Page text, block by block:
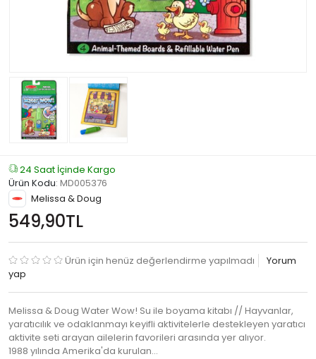
24 Saat İçinde Kargo
Ürün Kodu: MD005376
Melissa & Doug
549,90TL
Ürün için henüz değerlendirme yapılmadı
Yorum
yap
Melissa & Doug Water Wow! Su ile boyama kitabı // Hayvanlar,
yaratıcılık ve odaklanmayı keyifli aktivitelerle destekleyen yaratıcı
aktivite seti arayan ailelerin favorileri arasında yer alıyor.
1988 yılında Amerika'da kurulan…